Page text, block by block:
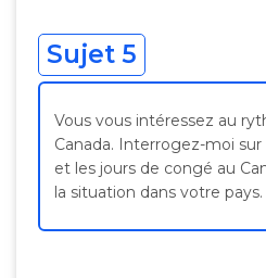
Sujet 5
Vous vous intéressez au
Canada. Interrogez-moi sur
et les jours de congé au
la situation dans votre pays.